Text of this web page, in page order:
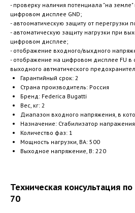
- проверку наличия потенциала "на
цифровом дисплее GND;
- автооматическую защиту от перегрузки
- автоматическую защиту нагрузки при
цифровом дисплее;
- отображение входного/выхдного
- отображение на цифровом дисплее FU в
выходного автматического
Гарантийный срок: 2
Страна производитель: Россия
Бренд: Federica Bugatti
Вес, кг: 2
Диапазон входного напряжения, в
Назначение: Стабилизатор напражения
Количество фаз: 1
Мощность нагрузки, ВА: 500
Выходное напряжение, В: 220
Техническая консультация
70